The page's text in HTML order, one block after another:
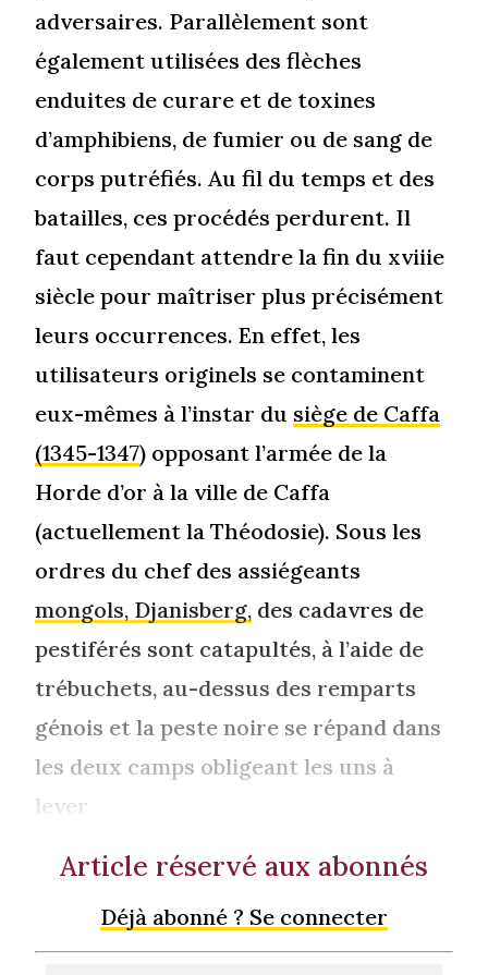
adversaires. Parallèlement sont
également utilisées des flèches
enduites de curare et de toxines
d’amphibiens, de fumier ou de sang de
corps putréfiés. Au fil du temps et des
batailles, ces procédés perdurent. Il
faut cependant attendre la fin du xviiie
siècle pour maîtriser plus précisément
leurs occurrences. En effet, les
utilisateurs originels se contaminent
eux-mêmes à l’instar du siège de Caffa
(1345-1347) opposant l’armée de la
Horde d’or à la ville de Caffa
(actuellement la Théodosie). Sous les
ordres du chef des assiégeants
mongols, Djanisberg, des cadavres de
pestiférés sont catapultés, à l’aide de
trébuchets, au-dessus des remparts
génois et la peste noire se répand dans
les deux camps obligeant les uns à
lever
Article réservé aux abonnés
Déjà abonné ? Se connecter